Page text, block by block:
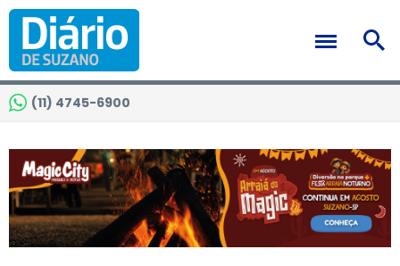
(11) 4745-6900